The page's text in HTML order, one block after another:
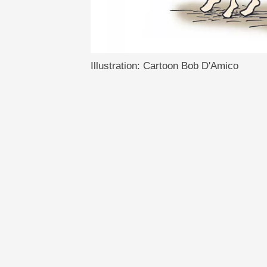
Illustration: Cartoon Bob D'Amico